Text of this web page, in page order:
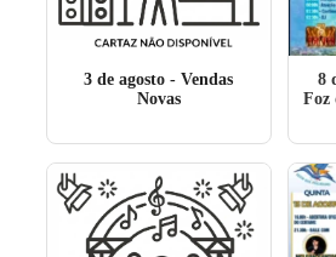
3 de agosto - Vendas
Novas
8
Foz